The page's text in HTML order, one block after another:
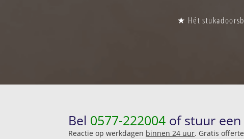
★ Hét
Bel 0577-222004 of stuur
Reactie op werkdagen binnen 24 uur. Gratis